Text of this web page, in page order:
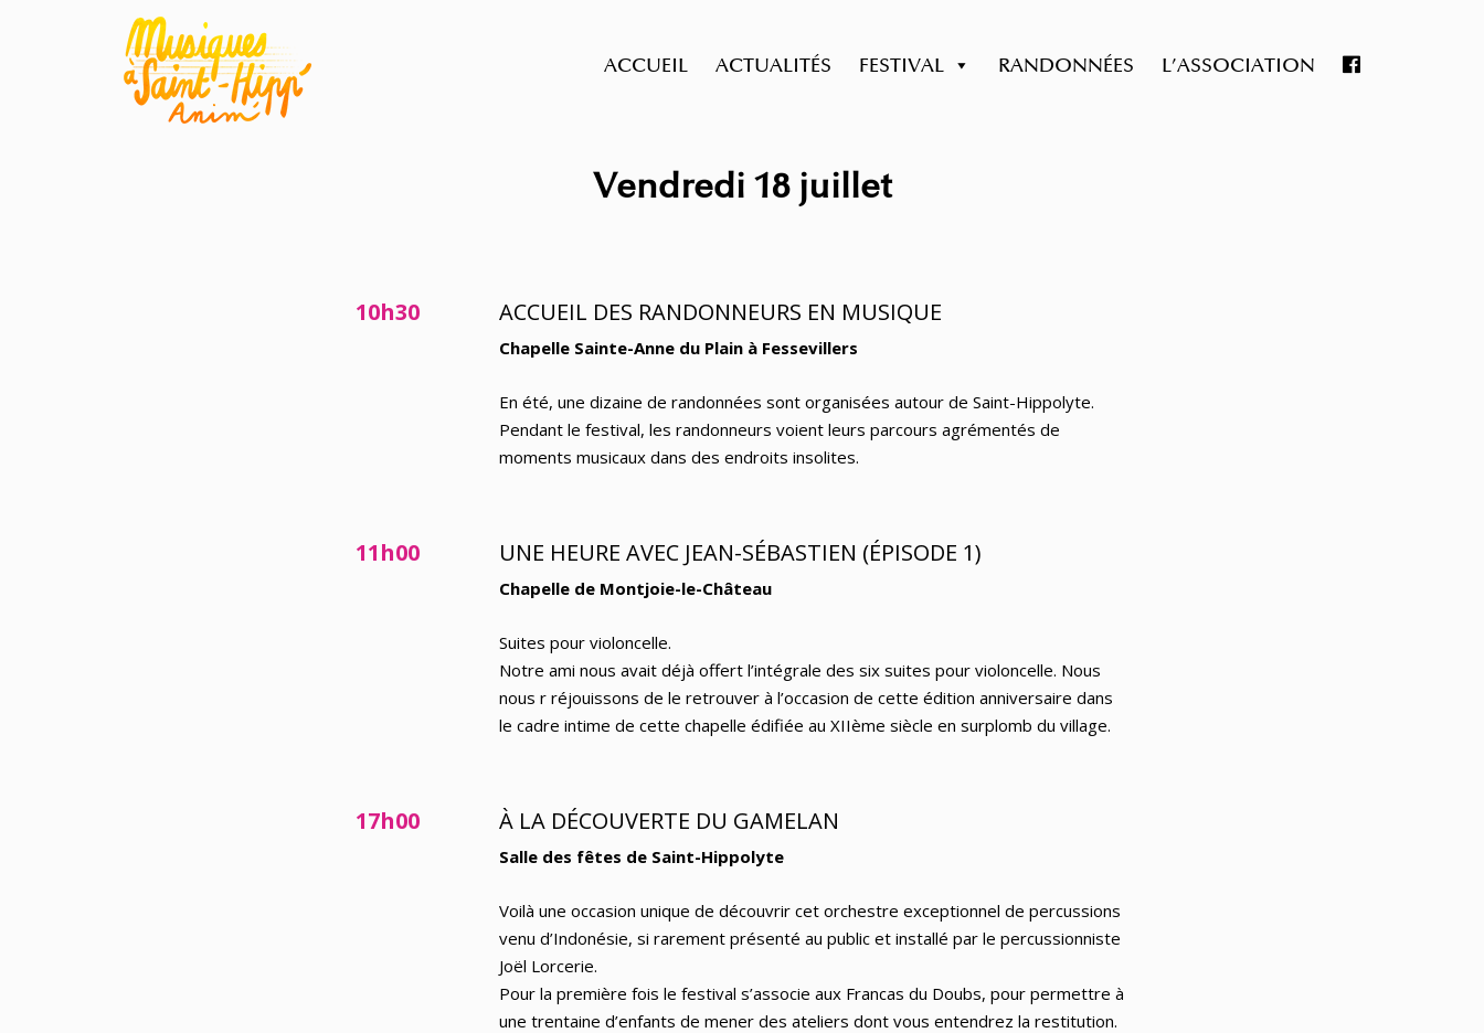
ACCUEIL ACTUALITÉS FESTIVAL RANDONNÉES L’ASSOCIATION
Vendredi 18 juillet
10h30 ACCUEIL DES RANDONNEURS EN MUSIQUE
Chapelle Sainte-Anne du Plain à Fessevillers
En été, une dizaine de randonnées sont organisées autour de Saint-Hippolyte.
Pendant le festival, les randonneurs voient leurs parcours agrémentés de
moments musicaux dans des endroits insolites.
11h00 UNE HEURE AVEC JEAN-SÉBASTIEN (ÉPISODE 1)
Chapelle de Montjoie-le-Château
Suites pour violoncelle.
Notre ami nous avait déjà offert l’intégrale des six suites pour violoncelle. Nous
nous r réjouissons de le retrouver à l’occasion de cette édition anniversaire dans
le cadre intime de cette chapelle édifiée au XIIème siècle en surplomb du village.
17h00 À LA DÉCOUVERTE DU GAMELAN
Salle des fêtes de Saint-Hippolyte
Voilà une occasion unique de découvrir cet orchestre exceptionnel de percussions
venu d’Indonésie, si rarement présenté au public et installé par le percussionniste
Joël Lorcerie.
Pour la première fois le festival s’associe aux Francas du Doubs, pour permettre à
une trentaine d’enfants de mener des ateliers dont vous entendrez la restitution.